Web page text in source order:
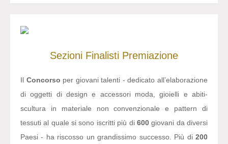
Sezioni Finalisti Premiazione
Il Concorso per giovani talenti - dedicato all’elaborazione
di oggetti di design e accessori moda, gioielli e abiti-
scultura in materiale non convenzionale e pattern di
tessuti al quale si sono iscritti più di 600giovani da diversi
Paesi - ha riscosso un grandissimo successo. Più di 200